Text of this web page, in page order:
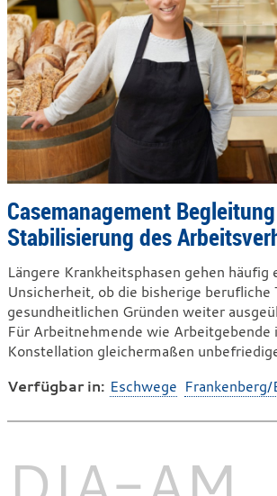
Casemanagement
Stabilisierung des
Längere Krankheitsphasen gehen häufig
Unsicherheit, ob die bisherige berufliche
gesundheitlichen Gründen weiter
Für Arbeitnehmende wie Arbeitgebende
Konstellation gleichermaßen
Verfügbar in: Eschwege Frankenberg/